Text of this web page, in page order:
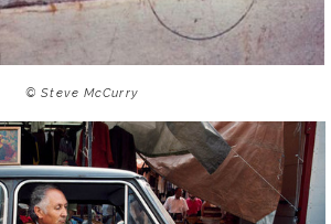
© Steve McCurry